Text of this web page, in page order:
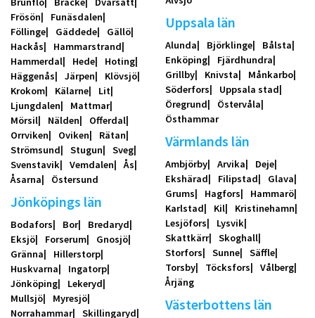
Frösön
Funäsdalen
Föllinge
Gäddede
Gällö
Hackås
Hammarstrand
Hammerdal
Hede
Hoting
Häggenås
Järpen
Klövsjö
Krokom
Kälarne
Lit
Ljungdalen
Mattmar
Mörsil
Nälden
Offerdal
Orrviken
Oviken
Rätan
Strömsund
Stugun
Sveg
Svenstavik
Vemdalen
Ås
Åsarna
Östersund
Jönköpings län
Bodafors Bor
Bredaryd
Eksjö
Forserum
Gnosjö
Gränna
Hillerstorp
Huskvarna
Ingatorp
Jönköping
Lekeryd
Mullsjö
Myresjö
Norrahammar
Skillingaryd
Uppsala län
Alunda Björklinge
Bålsta
Enköping
Fjärdhundra
Grillby
Knivsta
Månkarbo
Söderfors
Uppsala stad
Öregrund
Östervåla
Östhammar
Värmlands län
Ambjörby Arvika
Deje
Ekshärad
Filipstad
Glava
Grums
Hagfors
Hammarö
Karlstad
Kil
Kristinehamn
Lesjöfors
Lysvik
Skattkärr
Skoghall
Storfors
Sunne
Säffle
Torsby
Töcksfors
Vålberg
Årjäng
Västerbottens län